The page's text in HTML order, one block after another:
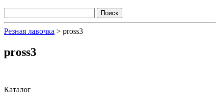
Резная лавочка > pross3
pross3
Каталог